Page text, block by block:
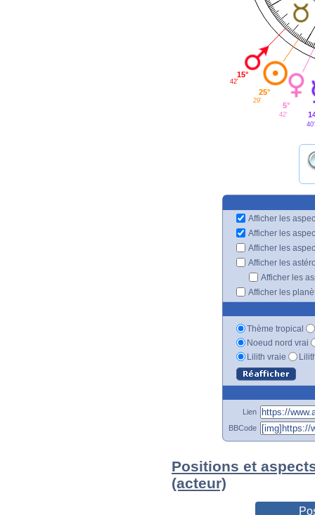
15°
42'
25°
29'
5°
42'
40'
Afficher les
Afficher les
Afficher les
Afficher les
Afficher les
Afficher les
Thème tropical
Noeud nord vrai
Lilith vraie
Lien
BBCode
Positions et
(acteur)